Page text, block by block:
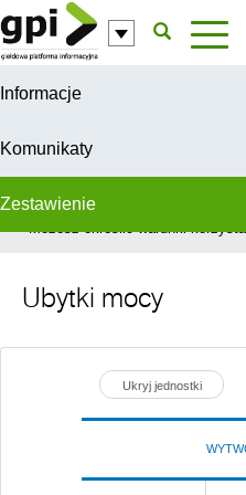
Przejdź do komentarzy
Informacje
Komunikaty
Zestawienie
W celu świadczenia usług na
Możesz określić warunki
Ubytki mocy
Ukryj jednostki